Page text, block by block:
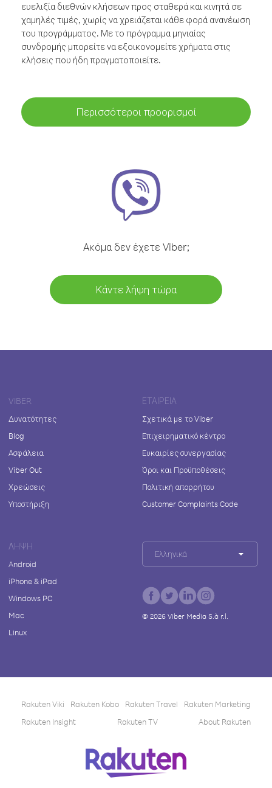
ευελιξία διεθνών κλήσεων προς σταθερά και κινητά σε
χαμηλές τιμές, χωρίς να χρειάζεται κάθε φορά ανανέωση
του προγράμματος. Με το πρόγραμμα μηνιαίας
συνδρομής μπορείτε να εξοικονομείτε χρήματα στις
κλήσεις που ήδη πραγματοποιείτε.
Περισσότεροι προορισμοί
Ακόμα δεν έχετε Viber;
Κάντε λήψη τώρα
VIBER
Δυνατότητες
Blog
Ασφάλεια
Viber Out
Χρεώσεις
Υποστήριξη
ΕΤΑΙΡΕΊΑ
Σχετικά με το Viber
Επιχειρηματικό κέντρο
Ευκαιρίες συνεργασίας
Όροι και Προϋποθέσεις
Πολιτική απορρήτου
Customer Complaints Code
ΛΉΨΗ
Android
iPhone & iPad
Windows PC
Mac
Linux
Ελληνικά
© 2026Viber Media S.à r.l.
Rakuten Viki Rakuten Kobo Rakuten Travel
Rakuten Marketing
Rakuten Insight
Rakuten TV About Rakuten